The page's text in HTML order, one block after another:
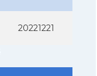
20221221